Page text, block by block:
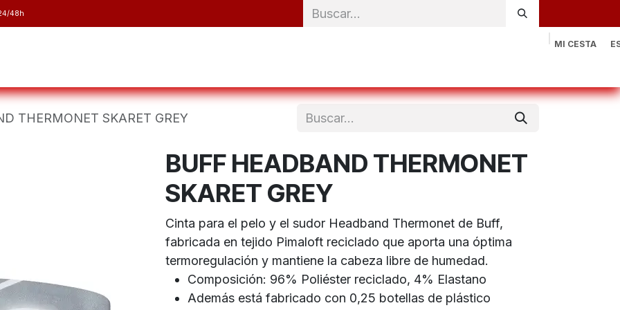
48h
MI CESTA
THERMONET SKARET GREY
BUFF HEADBAND THERMONET
SKARET GREY
Cinta para el pelo y el sudor Headband Thermonet de Buff,
fabricada en tejido Pimaloft reciclado que aporta una óptima
termoregulación y mantiene la cabeza libre de humedad.
Composición: 96% Poliéster reciclado, 4% Elastano
Además está fabricado con 0,25 botellas de plástico